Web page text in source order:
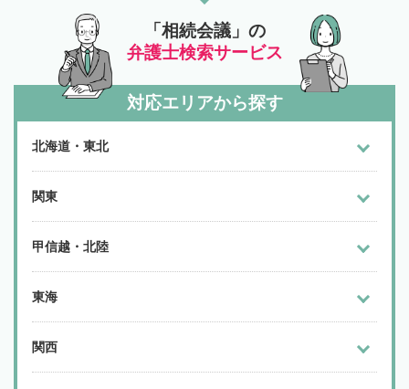
「相続会議」の
弁護士検索サービス
対応エリアから探す
北海道・東北
関東
甲信越・北陸
東海
関西